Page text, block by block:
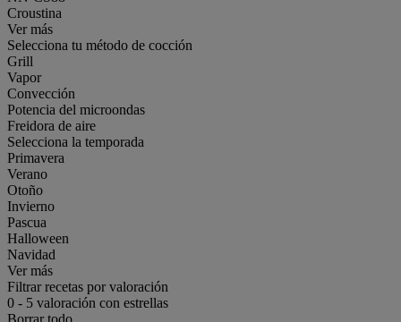
Croustina
Ver más
Selecciona tu método de cocción
Grill
Vapor
Convección
Potencia del microondas
Freidora de aire
Selecciona la temporada
Primavera
Verano
Otoño
Invierno
Pascua
Halloween
Navidad
Ver más
Filtrar recetas por valoración
0 - 5 valoración con estrellas
Borrar todo